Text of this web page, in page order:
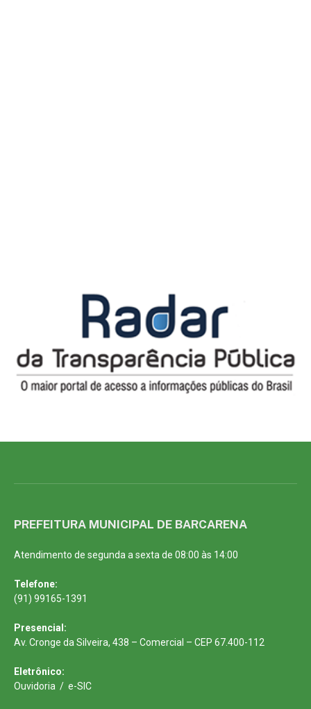
PREFEITURA MUNICIPAL DE BARCARENA
Atendimento de segunda a sexta de 08:00 às 14:00
Telefone:
(91) 99165-1391
Presencial:
Av. Cronge da Silveira, 438 – Comercial – CEP 67.400-112
Eletrônico:
Ouvidoria / e-SIC